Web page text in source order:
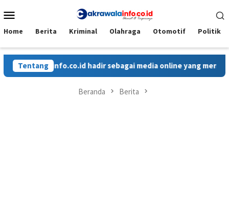
ke
Mobile
Home Berita Kriminal Olahraga Otomotif Politik
Tentang hadir sebagai media online yang menyajikan
Beranda Berita